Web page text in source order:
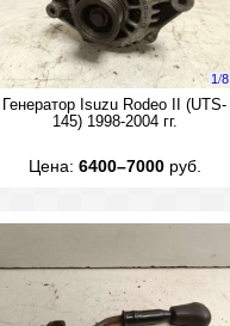
1/8
Генератор Isuzu Rodeo II (UTS-
145) 1998-2004 гг.
Цена: 6400–7000руб.